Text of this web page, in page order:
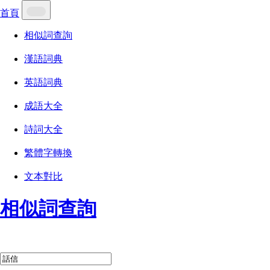
首頁
相似詞查詢
漢語詞典
英語詞典
成語大全
詩詞大全
繁體字轉換
文本對比
相似詞查詢